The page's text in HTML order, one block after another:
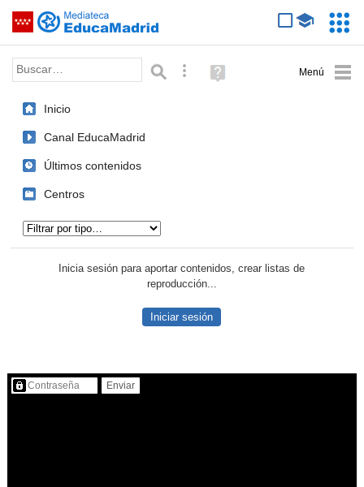
Saltar navegación
Palabra o frase: Búsqueda avanzada
Ayuda
(en
Inicio
Canal EducaMadrid
Últimos contenidos
Centros
Inicia sesión para aportar contenidos, crear listas de
reproducción...
Iniciar sesión
Contenido protegido…